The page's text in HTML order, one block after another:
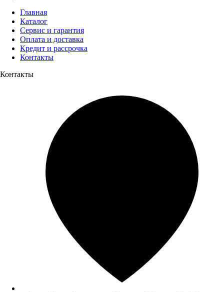
Главная
Каталог
Сервис и гарантия
Оплата и доставка
Кредит и рассрочка
Контакты
Контакты